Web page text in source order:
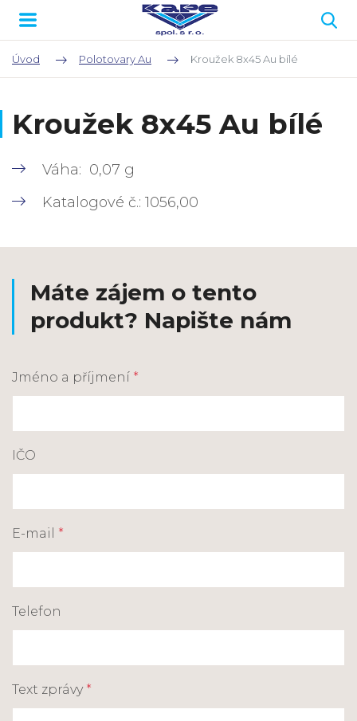
Úvod Polotovary Au Kroužek 8x45 Au bílé
Kroužek 8x45 Au bílé
Váha: 0,07 g
Katalogové č.: 1056,00
Máte zájem o tento
produkt? Napište nám
Jméno a příjmení *
IČO
E-mail *
Telefon
Text zprávy *